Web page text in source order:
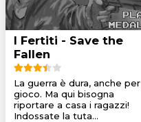
I Fertiti - Save the
Fallen
La guerra è dura, anche per
gioco. Ma qui bisogna
riportare a casa i ragazzi!
Indossate la tuta...